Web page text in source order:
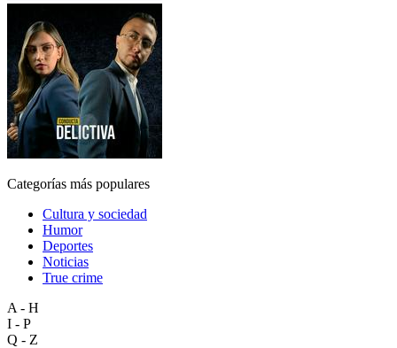
Categorías más populares
Cultura y sociedad
Humor
Deportes
Noticias
True crime
A - H
I - P
Q - Z